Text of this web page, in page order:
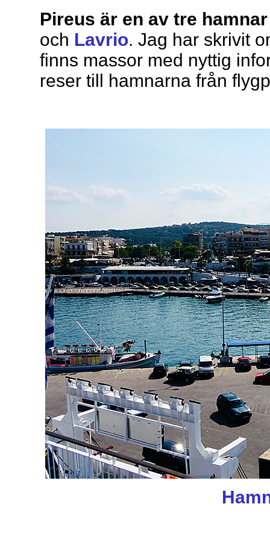
Pireus är en av tre
och Lavrio. Jag har skrivit
finns massor med nyttig
reser till hamnarna från